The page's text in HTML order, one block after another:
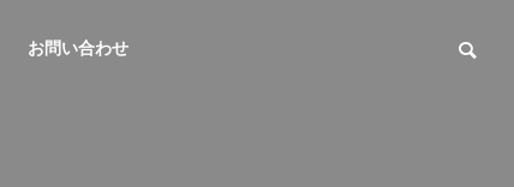
お問い合わせ